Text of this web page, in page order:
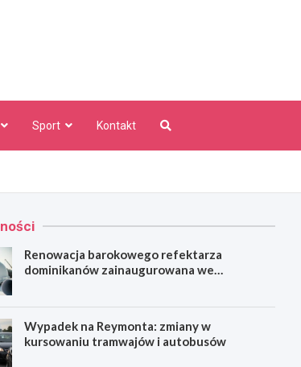
Sport Kontakt
Renowacja barokowego refektarza
dominikanów zainaugurowana we
Wypadek na Reymonta: zmiany w
kursowaniu tramwajów i autobusów